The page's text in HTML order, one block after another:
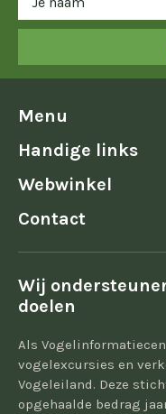
Menu
Handige links
Webwinkel
Contact
Wij
doelen
Als
vogelexcursies en
Vogeleiland. Deze
opgehaalde bedrag